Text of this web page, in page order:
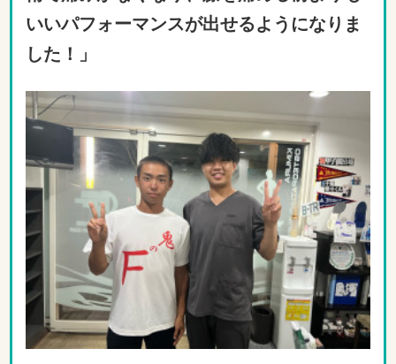
いいパフォーマンスが出せるようになりま
した！
」